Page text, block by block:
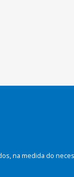
na medida do